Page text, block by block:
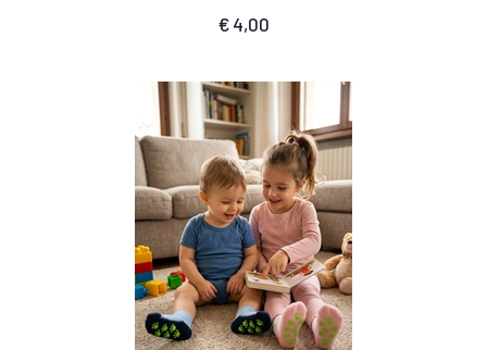
€ 4,00